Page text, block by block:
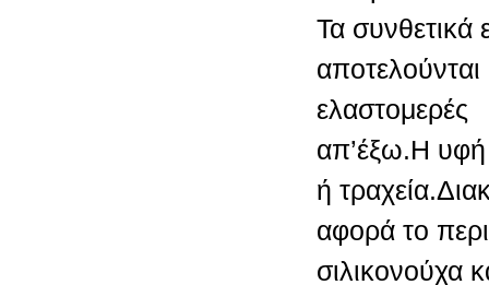
Τα συνθετικά
ελαστομερές
απ’έξω.Η υφή
ή
αφορά το
σιλικονούχα